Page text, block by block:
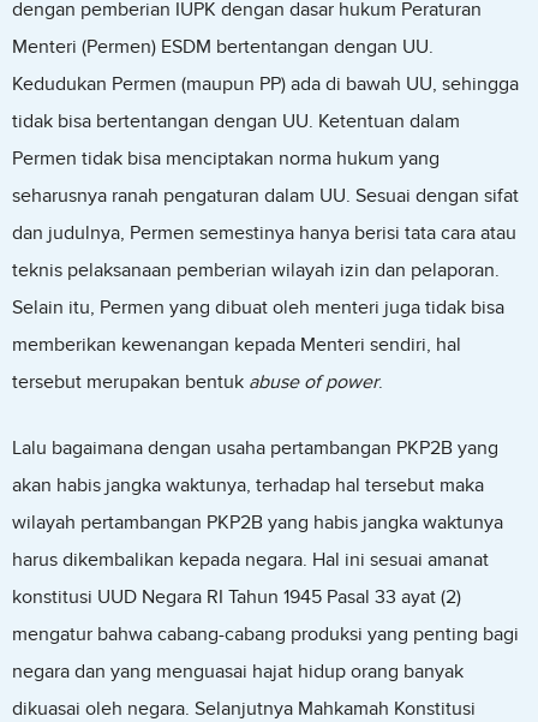
dengan pemberian IUPK dengan dasar hukum Peraturan
Menteri (Permen) ESDM bertentangan dengan UU.
Kedudukan Permen (maupun PP) ada di bawah UU, sehingga
tidak bisa bertentangan dengan UU. Ketentuan dalam
Permen tidak bisa menciptakan norma hukum yang
seharusnya ranah pengaturan dalam UU. Sesuai dengan sifat
dan judulnya, Permen semestinya hanya berisi tata cara atau
teknis pelaksanaan pemberian wilayah izin dan pelaporan.
Selain itu, Permen yang dibuat oleh menteri juga tidak bisa
memberikan kewenangan kepada Menteri sendiri, hal
tersebut merupakan bentuk abuse of power.
Lalu bagaimana dengan usaha pertambangan PKP2B yang
akan habis jangka waktunya, terhadap hal tersebut maka
wilayah pertambangan PKP2B yang habis jangka waktunya
harus dikembalikan kepada negara. Hal ini sesuai amanat
konstitusi UUD Negara RI Tahun 1945 Pasal 33 ayat (2)
mengatur bahwa cabang-cabang produksi yang penting bagi
negara dan yang menguasai hajat hidup orang banyak
dikuasai oleh negara. Selanjutnya Mahkamah Konstitusi